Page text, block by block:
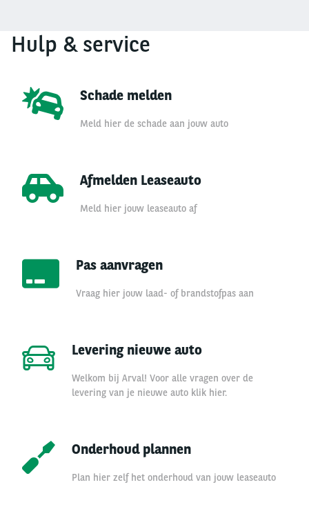
Hulp & service
Schade melden
Meld hier de schade aan jouw auto
Afmelden Leaseauto
Meld hier jouw leaseauto af
Pas aanvragen
Vraag hier jouw laad- of brandstofpas aan
Levering nieuwe auto
Welkom bij Arval! Voor alle vragen over de
levering van je nieuwe auto klik hier.
Onderhoud plannen
Plan hier zelf het onderhoud van jouw leaseauto